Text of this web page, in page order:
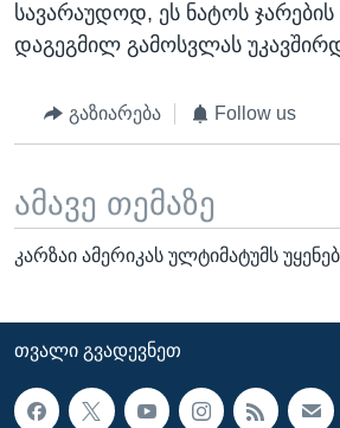
სავარაუდოდ, ეს ნატოს
დაგეგმილ გამოსვლას
გაზიარება Follow us
ამავე თემაზე
კარზაი ამერიკას ულტიმატუმს
ᲗᲕᲐᲚᲘ ᲒᲕᲐᲓᲔᲕᲜᲔᲗ